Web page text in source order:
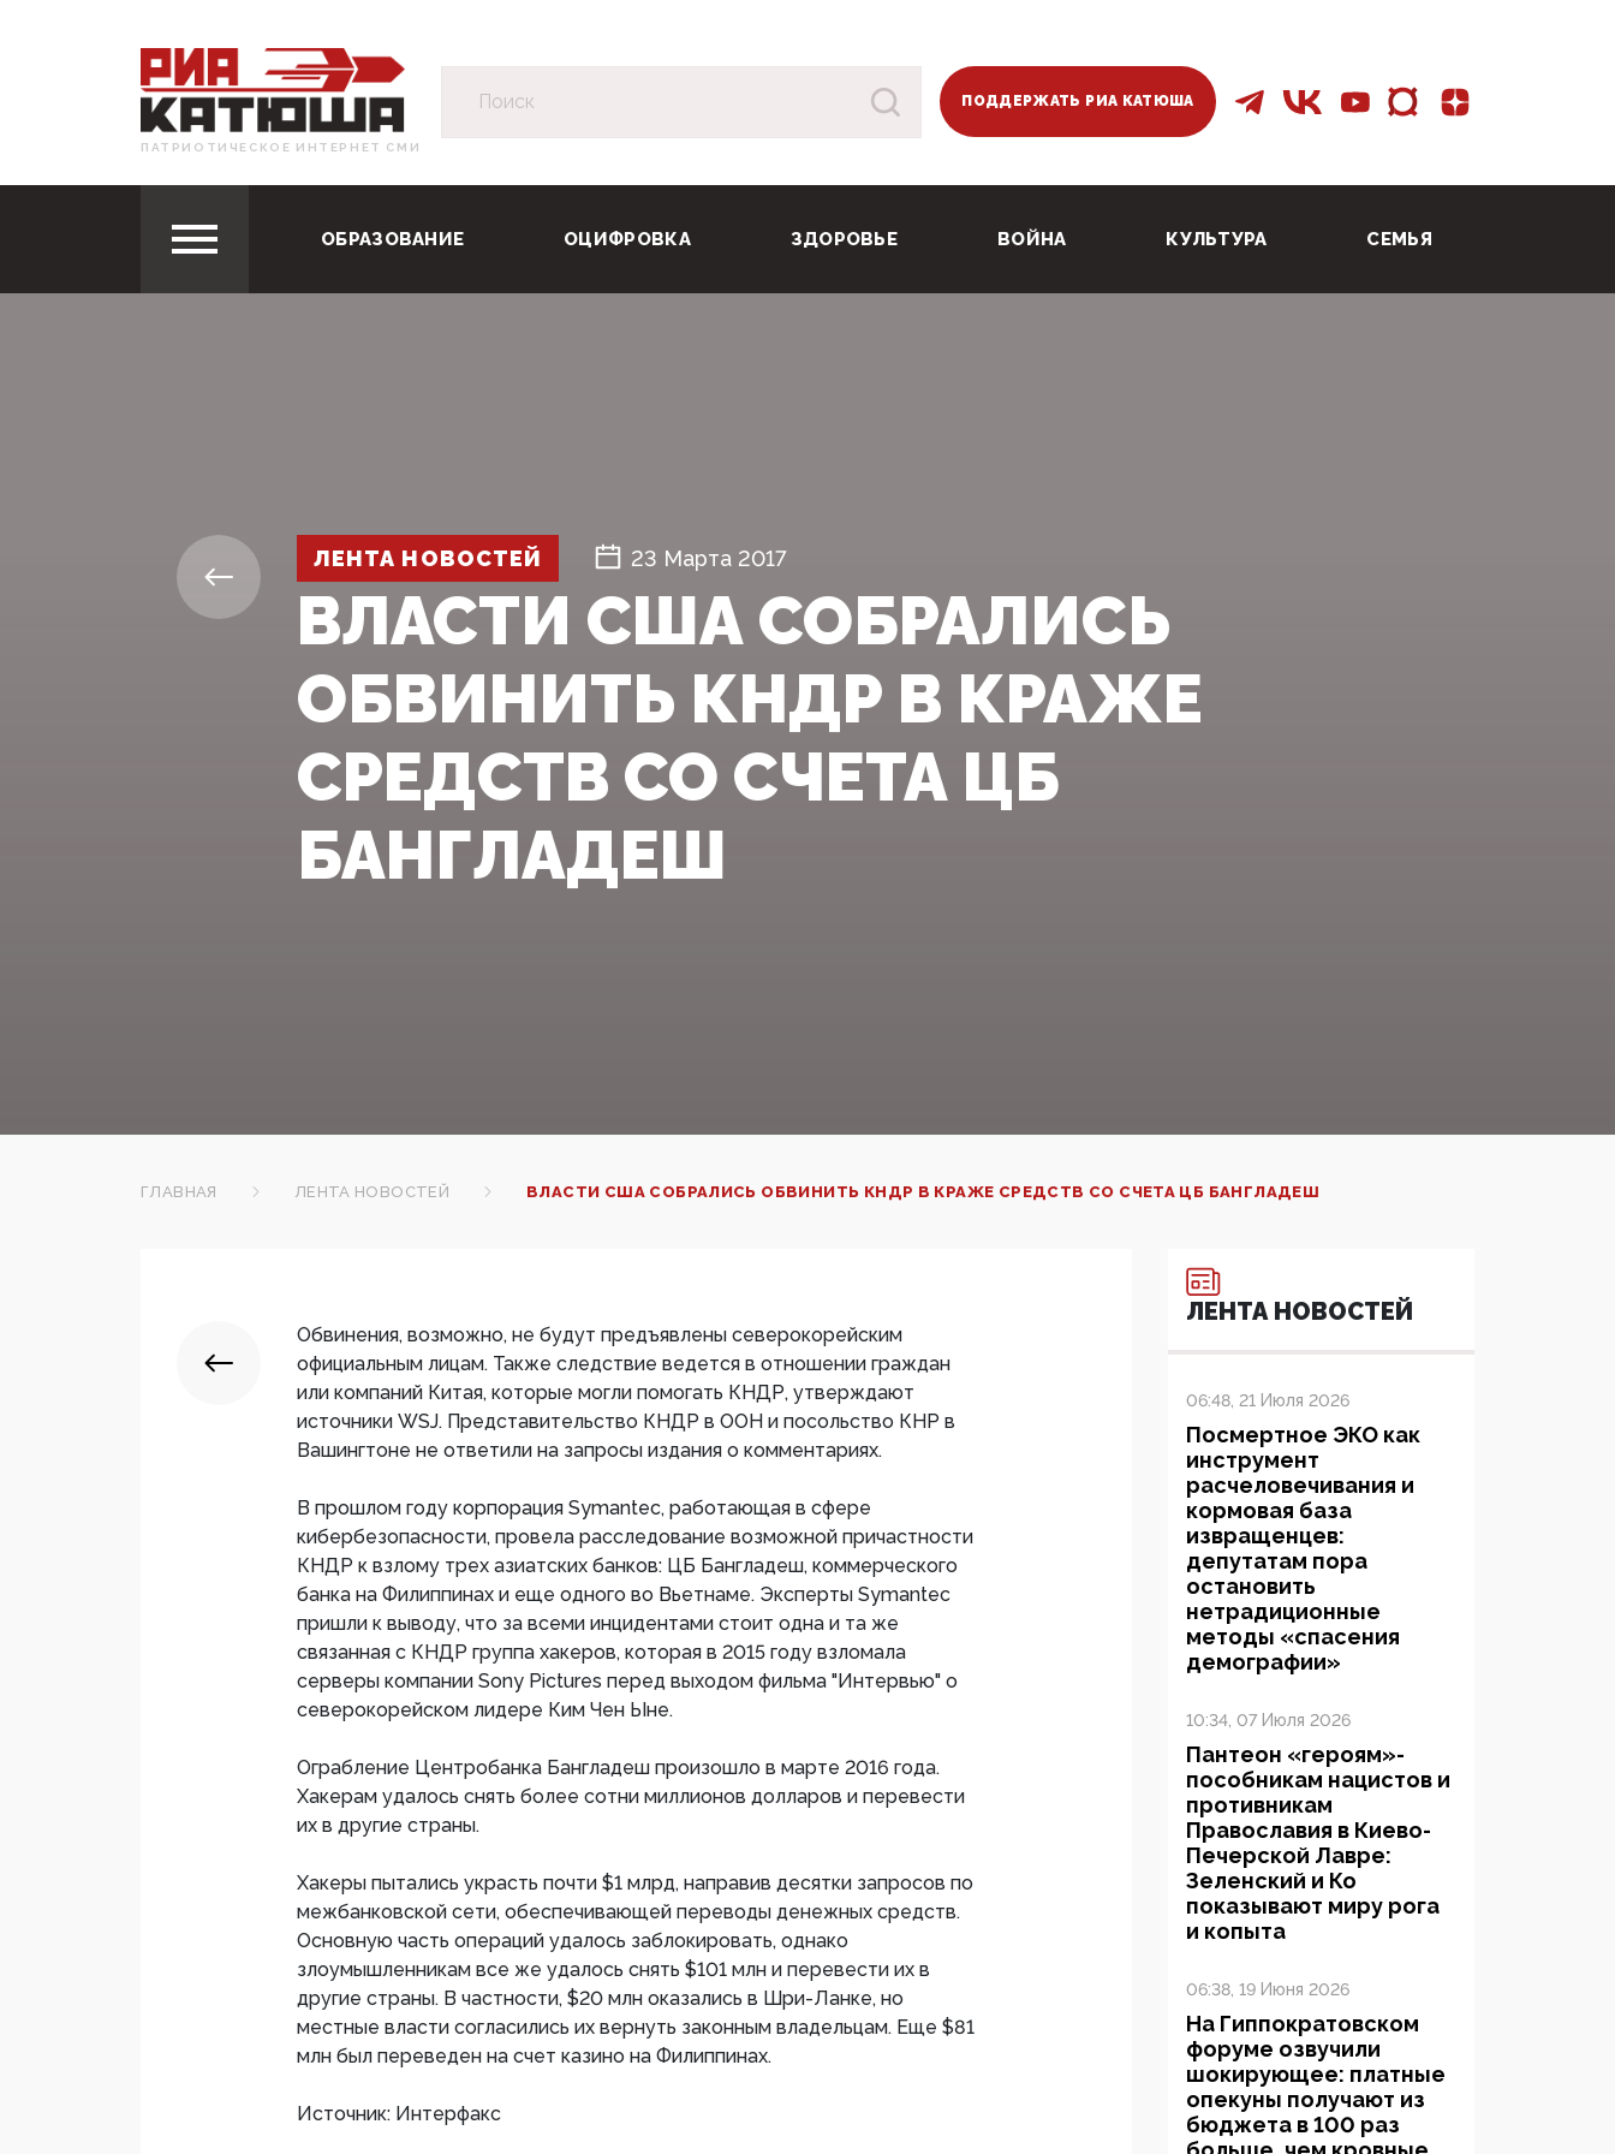
ПАТРИОТИЧЕСКОЕ ИНТЕРНЕТ СМИ
ПОДДЕРЖАТЬ РИА КАТЮША
ОБРАЗОВАНИЕ ОЦИФРОВКА ЗДОРОВЬЕ ВОЙНА КУЛЬТУРА СЕМЬЯ
ЛЕНТА НОВОСТЕЙ 23 Марта 2017
ВЛАСТИ США СОБРАЛИСЬ
ОБВИНИТЬ КНДР В КРАЖЕ
СРЕДСТВ СО СЧЕТА ЦБ
БАНГЛАДЕШ
ГЛАВНАЯ ЛЕНТА НОВОСТЕЙ ВЛАСТИ США СОБРАЛИСЬ ОБВИНИТЬ КНДР В КРАЖЕ СРЕДСТВ СО СЧЕТА ЦБ БАНГЛАДЕШ
Обвинения, возможно, не будут предъявлены северокорейским
официальным лицам. Также следствие ведется в отношении граждан
или компаний Китая, которые могли помогать КНДР, утверждают
источники WSJ. Представительство КНДР в ООН и посольство КНР в
Вашингтоне не ответили на запросы издания о комментариях.
В прошлом году корпорация Symantec, работающая в сфере
кибербезопасности, провела расследование возможной причастности
КНДР к взлому трех азиатских банков: ЦБ Бангладеш, коммерческого
банка на Филиппинах и еще одного во Вьетнаме. Эксперты Symantec
пришли к выводу, что за всеми инцидентами стоит одна и та же
связанная с КНДР группа хакеров, которая в 2015 году взломала
серверы компании Sony Pictures перед выходом фильма "Интервью" о
северокорейском лидере Ким Чен Ыне.
Ограбление Центробанка Бангладеш произошло в марте 2016 года.
Хакерам удалось снять более сотни миллионов долларов и перевести
их в другие страны.
Хакеры пытались украсть почти $1 млрд, направив десятки запросов по
межбанковской сети, обеспечивающей переводы денежных средств.
Основную часть операций удалось заблокировать, однако
злоумышленникам все же удалось снять $101 млн и перевести их в
другие страны. В частности, $20 млн оказались в Шри-Ланке, но
местные власти согласились их вернуть законным владельцам. Еще $81
млн был переведен на счет казино на Филиппинах.
Источник: Интерфакс
ЛЕНТА НОВОСТЕЙ
06:48, 21 Июля 2026
Посмертное ЭКО как
инструмент
расчеловечивания и
кормовая база
извращенцев:
депутатам пора
остановить
нетрадиционные
методы «спасения
демографии»
10:34, 07 Июля 2026
Пантеон «героям»-
пособникам нацистов и
противникам
Православия в Киево-
Печерской Лавре:
Зеленский и Ко
показывают миру рога
и копыта
06:38, 19 Июня 2026
На Гиппократовском
форуме озвучили
шокирующее: платные
опекуны получают из
бюджета в 100 раз